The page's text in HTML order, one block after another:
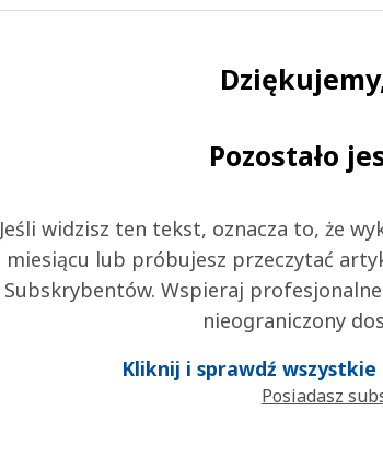
Pozostało
Jeśli widzisz ten tekst, oznacza to, że
miesiącu lub próbujesz przeczytać
Subskrybentów. Wspieraj
nieograniczony
Kliknij i sprawdź
Posiadasz